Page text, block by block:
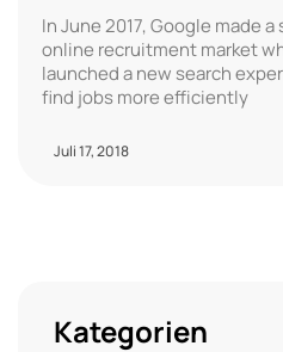
In June 2017, Google made
online recruitment market
launched a new search
find jobs more efficiently
Juli 17, 2018
Kategorien